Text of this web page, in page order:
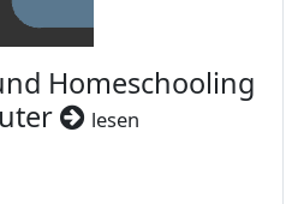
Homeschooling
lesen